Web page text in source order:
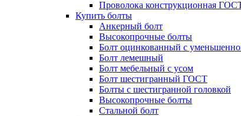
Проволока конструкционная
Купить болты
Анкерный болт
Высокопрочные болты
Болт оцинкованный с
Болт лемешный
Болт мебельный с усом
Болт шестигранный ГОСТ
Болты с шестигранной головкой
Высокопрочные болты
Стальной болт